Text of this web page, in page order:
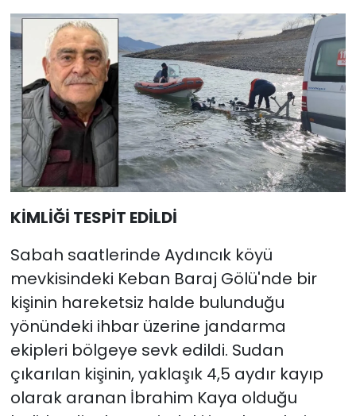
KİMLİĞİ TESPİT EDİLDİ
Sabah saatlerinde Aydıncık köyü
mevkisindeki Keban Baraj Gölü'nde bir
kişinin hareketsiz halde bulunduğu
yönündeki ihbar üzerine jandarma
ekipleri bölgeye sevk edildi. Sudan
çıkarılan kişinin, yaklaşık 4,5 aydır kayıp
olarak aranan İbrahim Kaya olduğu